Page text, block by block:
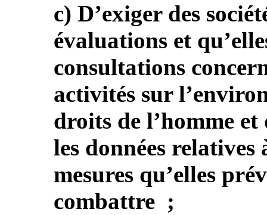
c) D’exiger des
évaluations et
consultations
activités sur
droits de l’homme
les données relatives
mesures qu’elles
combattre ;